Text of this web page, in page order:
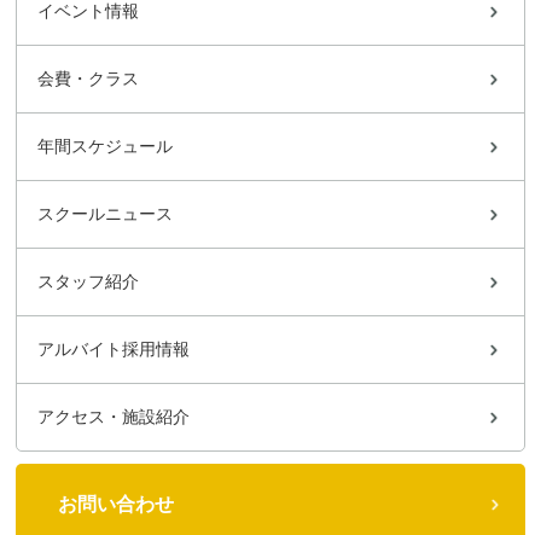
イベント情報
会費・クラス
年間スケジュール
スクールニュース
スタッフ紹介
アルバイト採用情報
アクセス・施設紹介
お問い合わせ